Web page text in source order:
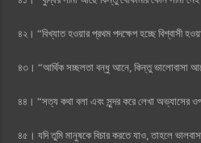
৪২। “বিখ্যাত হওয়ার প্রথম পদক্ষেপ হচ্ছে বিশ্বাসী
৪৩। “আর্থিক সচ্ছলতা বন্ধু আনে, কিন্তু ভালোবাসা
৪৪। “সত্য কথা বলা এবং সুন্দর করে লেখা অভ্যাসের
৪৫। যদি তুমি মানুষকে বিচার করতে যাও, তাহলে